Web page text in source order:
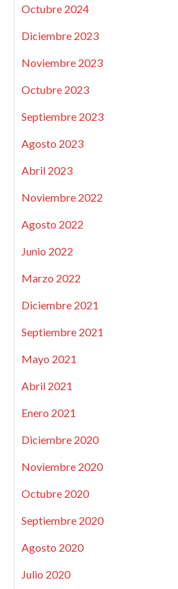
Octubre 2024
Diciembre 2023
Noviembre 2023
Octubre 2023
Septiembre 2023
Agosto 2023
Abril 2023
Noviembre 2022
Agosto 2022
Junio 2022
Marzo 2022
Diciembre 2021
Septiembre 2021
Mayo 2021
Abril 2021
Enero 2021
Diciembre 2020
Noviembre 2020
Octubre 2020
Septiembre 2020
Agosto 2020
Julio 2020